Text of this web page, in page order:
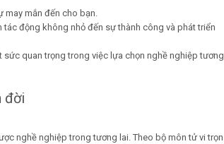
may mắn đến cho bạn.
động không nhỏ đến sự thành công và phát triển
quan trọng trong việc lựa chọn nghề nghiệp tương
đời
nghề nghiệp trong tương lai. Theo bộ môn tử vi trọn